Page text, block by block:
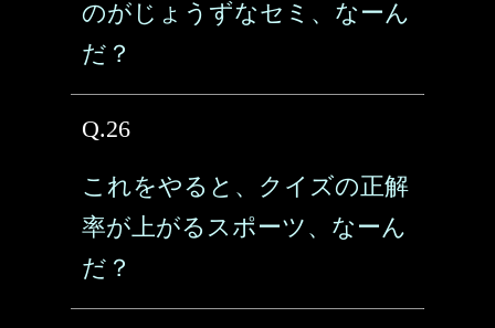
のがじょうずなセミ、なーん
だ？
Q.26
これをやると、クイズの正解
率が上がるスポーツ、なーん
だ？